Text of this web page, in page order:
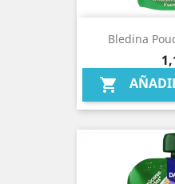
Bledina
